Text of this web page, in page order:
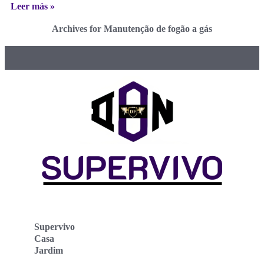
Leer más »
Archives for Manutenção de fogão a gás
Supervivo
Casa
Jardim